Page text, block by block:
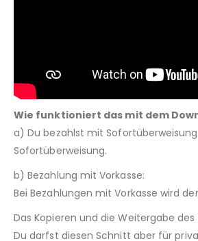
Wie funktioniert das mit dem
a) Du bezahlst mit
Sofortüberweisung.
b) Bezahlung mit Vorkasse:
Bei Bezahlungen mit Vorkasse wird
Das Kopieren und die Weitergabe
Du darfst diesen Schnitt aber für